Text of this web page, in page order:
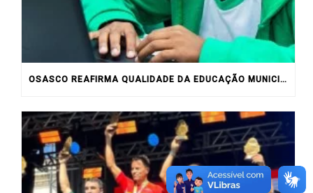
OSASCO REAFIRMA QUALIDADE DA EDUCAÇÃO MUNICIPAL COM RESULTADOS DO IDEB